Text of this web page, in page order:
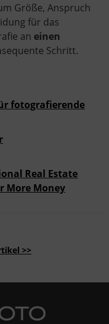
Größe, Anspruch
für das
an einen
Schritt.
fotografierende
Real Estate
More Money
>>